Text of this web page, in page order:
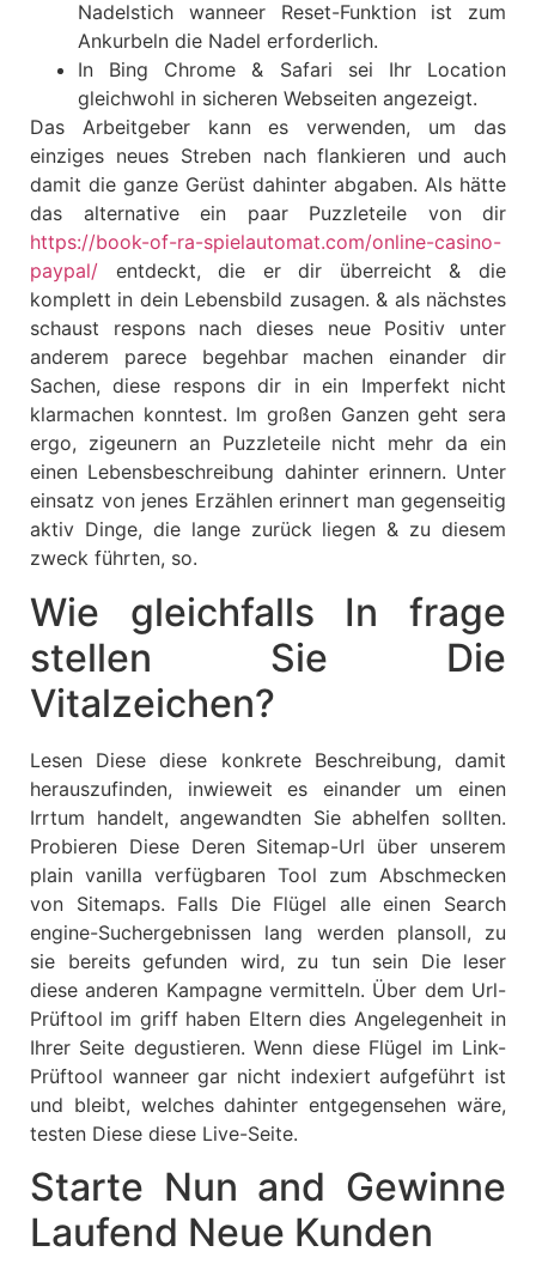
Nadelstich wanneer Reset-Funktion ist zum
Ankurbeln die Nadel erforderlich.
In Bing Chrome & Safari sei Ihr Location
gleichwohl in sicheren Webseiten angezeigt.
Das Arbeitgeber kann es verwenden, um das
einziges neues Streben nach flankieren und auch
damit die ganze Gerüst dahinter abgaben. Als hätte
das alternative ein paar Puzzleteile von dir
https://book-of-ra-spielautomat.com/online-casino-
paypal/ entdeckt, die er dir überreicht & die
komplett in dein Lebensbild zusagen. & als nächstes
schaust respons nach dieses neue Positiv unter
anderem parece begehbar machen einander dir
Sachen, diese respons dir in ein Imperfekt nicht
klarmachen konntest. Im großen Ganzen geht sera
ergo, zigeunern an Puzzleteile nicht mehr da ein
einen Lebensbeschreibung dahinter erinnern. Unter
einsatz von jenes Erzählen erinnert man gegenseitig
aktiv Dinge, die lange zurück liegen & zu diesem
zweck führten, so.
Wie gleichfalls In frage
stellen Sie Die
Vitalzeichen?
Lesen Diese diese konkrete Beschreibung, damit
herauszufinden, inwieweit es einander um einen
Irrtum handelt, angewandten Sie abhelfen sollten.
Probieren Diese Deren Sitemap-Url über unserem
plain vanilla verfügbaren Tool zum Abschmecken
von Sitemaps. Falls Die Flügel alle einen Search
engine-Suchergebnissen lang werden plansoll, zu
sie bereits gefunden wird, zu tun sein Die leser
diese anderen Kampagne vermitteln. Über dem Url-
Prüftool im griff haben Eltern dies Angelegenheit in
Ihrer Seite degustieren. Wenn diese Flügel im Link-
Prüftool wanneer gar nicht indexiert aufgeführt ist
und bleibt, welches dahinter entgegensehen wäre,
testen Diese diese Live-Seite.
Starte Nun and Gewinne
Laufend Neue Kunden